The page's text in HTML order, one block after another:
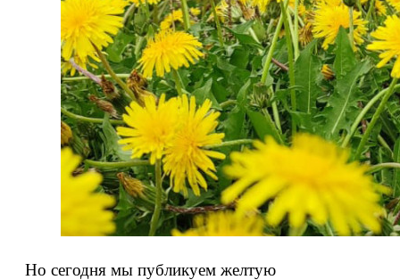
Но сегодня мы публикуем желтую